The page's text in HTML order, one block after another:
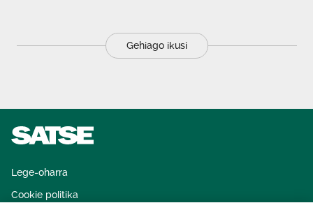
Gehiago ikusi
Lege-oharra
Cookie politika